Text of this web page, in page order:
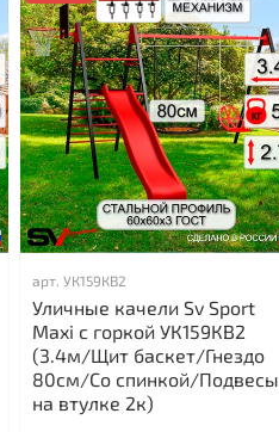
арт.УК159КВ2
Уличные качели Sv Sport
Maxi с горкой УК159КВ2
(3.4м/Щит баскет/Гнездо
80см/Со спинкой/Подвесы
на втулке 2к)